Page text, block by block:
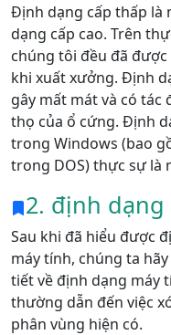
Định dạng cấp thấp là
dạng cấp cao. Trên
chúng tôi đều đã
khi xuất xưởng. Định
gây mất mát và có
thọ của ổ cứng. Định
trong Windows (bao
trong DOS) thực sự là
2. định
Sau khi đã hiểu được
máy tính, chúng ta
tiết về định dạng máy
thường dẫn đến việc
phân vùng hiện có.